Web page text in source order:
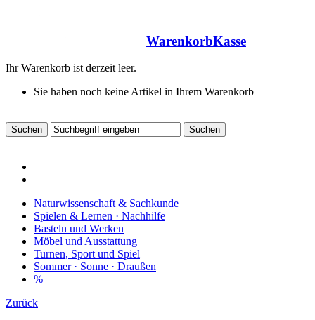
WarenkorbKasse
Ihr Warenkorb ist derzeit leer.
Sie haben noch keine Artikel in Ihrem Warenkorb
Naturwissenschaft & Sachkunde
Spielen & Lernen · Nachhilfe
Basteln und Werken
Möbel und Ausstattung
Turnen, Sport und Spiel
Sommer · Sonne · Draußen
%
Zurück